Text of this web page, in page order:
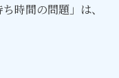
時間の問題」は、